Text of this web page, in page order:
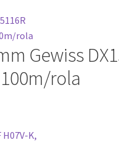
Gewiss
rola